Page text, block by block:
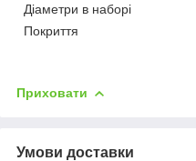
Діаметри в наборі
Покриття
Приховати
Умови доставки